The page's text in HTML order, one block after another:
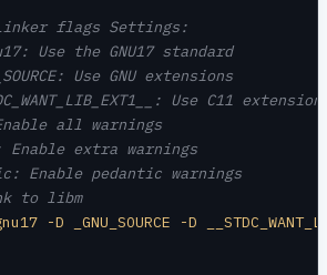
flags Settings:
Use the GNU17 standard
Use GNU extensions
Use C11
Enable all warnings
Enable extra warnings
Enable pedantic warnings
to libm
-D _GNU_SOURCE -D